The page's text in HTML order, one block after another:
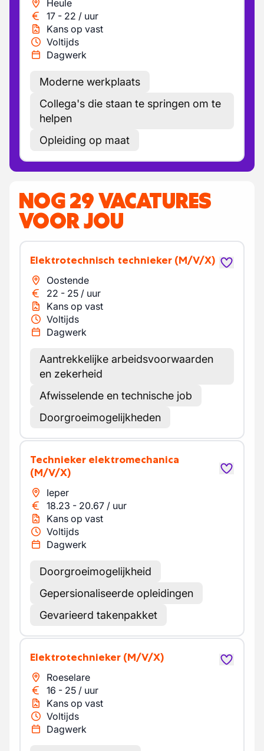
Heule
17 - 22 / uur
Kans op vast
Voltijds
Dagwerk
Moderne werkplaats
Collega's die staan te springen om te
helpen
Opleiding op maat
NOG 29 VACATURES
VOOR JOU
Elektrotechnisch technieker (M/V/X)
Oostende
22 - 25 / uur
Kans op vast
Voltijds
Dagwerk
Aantrekkelijke arbeidsvoorwaarden
en zekerheid
Afwisselende en technische job
Doorgroeimogelijkheden
Technieker elektromechanica
(M/V/X)
Ieper
18.23 - 20.67 / uur
Kans op vast
Voltijds
Dagwerk
Doorgroeimogelijkheid
Gepersionaliseerde opleidingen
Gevarieerd takenpakket
Elektrotechnieker (M/V/X)
Roeselare
16 - 25 / uur
Kans op vast
Voltijds
Dagwerk